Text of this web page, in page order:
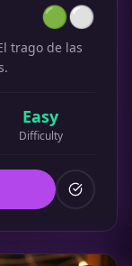
🟢⚪
trago de las
Easy
Difficulty